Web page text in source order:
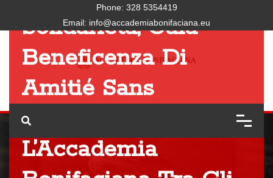
Phone: 328 5354419
Email: info@accademiabonifaciana.eu
Solidarietà, Galà
Beneficenza Di
Amitié Sans
Frontières A Roma,
L’Accademia